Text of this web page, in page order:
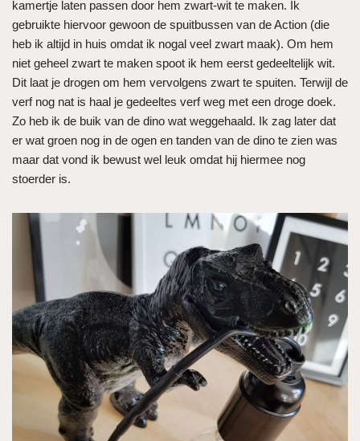
kamertje laten passen door hem zwart-wit te maken. Ik
gebruikte hiervoor gewoon de spuitbussen van de Action (die
heb ik altijd in huis omdat ik nogal veel zwart maak). Om hem
niet geheel zwart te maken spoot ik hem eerst gedeeltelijk wit.
Dit laat je drogen om hem vervolgens zwart te spuiten. Terwijl de
verf nog nat is haal je gedeeltes verf weg met een droge doek.
Zo heb ik de buik van de dino wat weggehaald. Ik zag later dat
er wat groen nog in de ogen en tanden van de dino te zien was
maar dat vond ik bewust wel leuk omdat hij hiermee nog
stoerder is.